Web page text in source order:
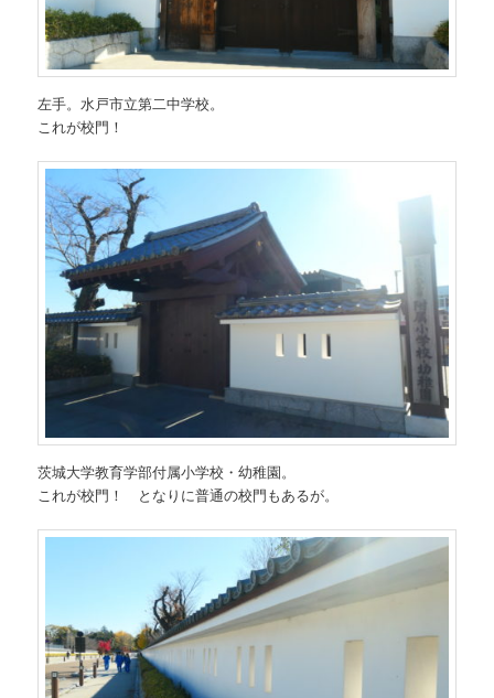
左手。水戸市立第二中学校。
これが校門！
茨城大学教育学部付属小学校・幼稚園。
これが校門！ となりに普通の校門もあるが。